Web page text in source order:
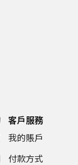
客戶服務
我的賬戶
付款方式